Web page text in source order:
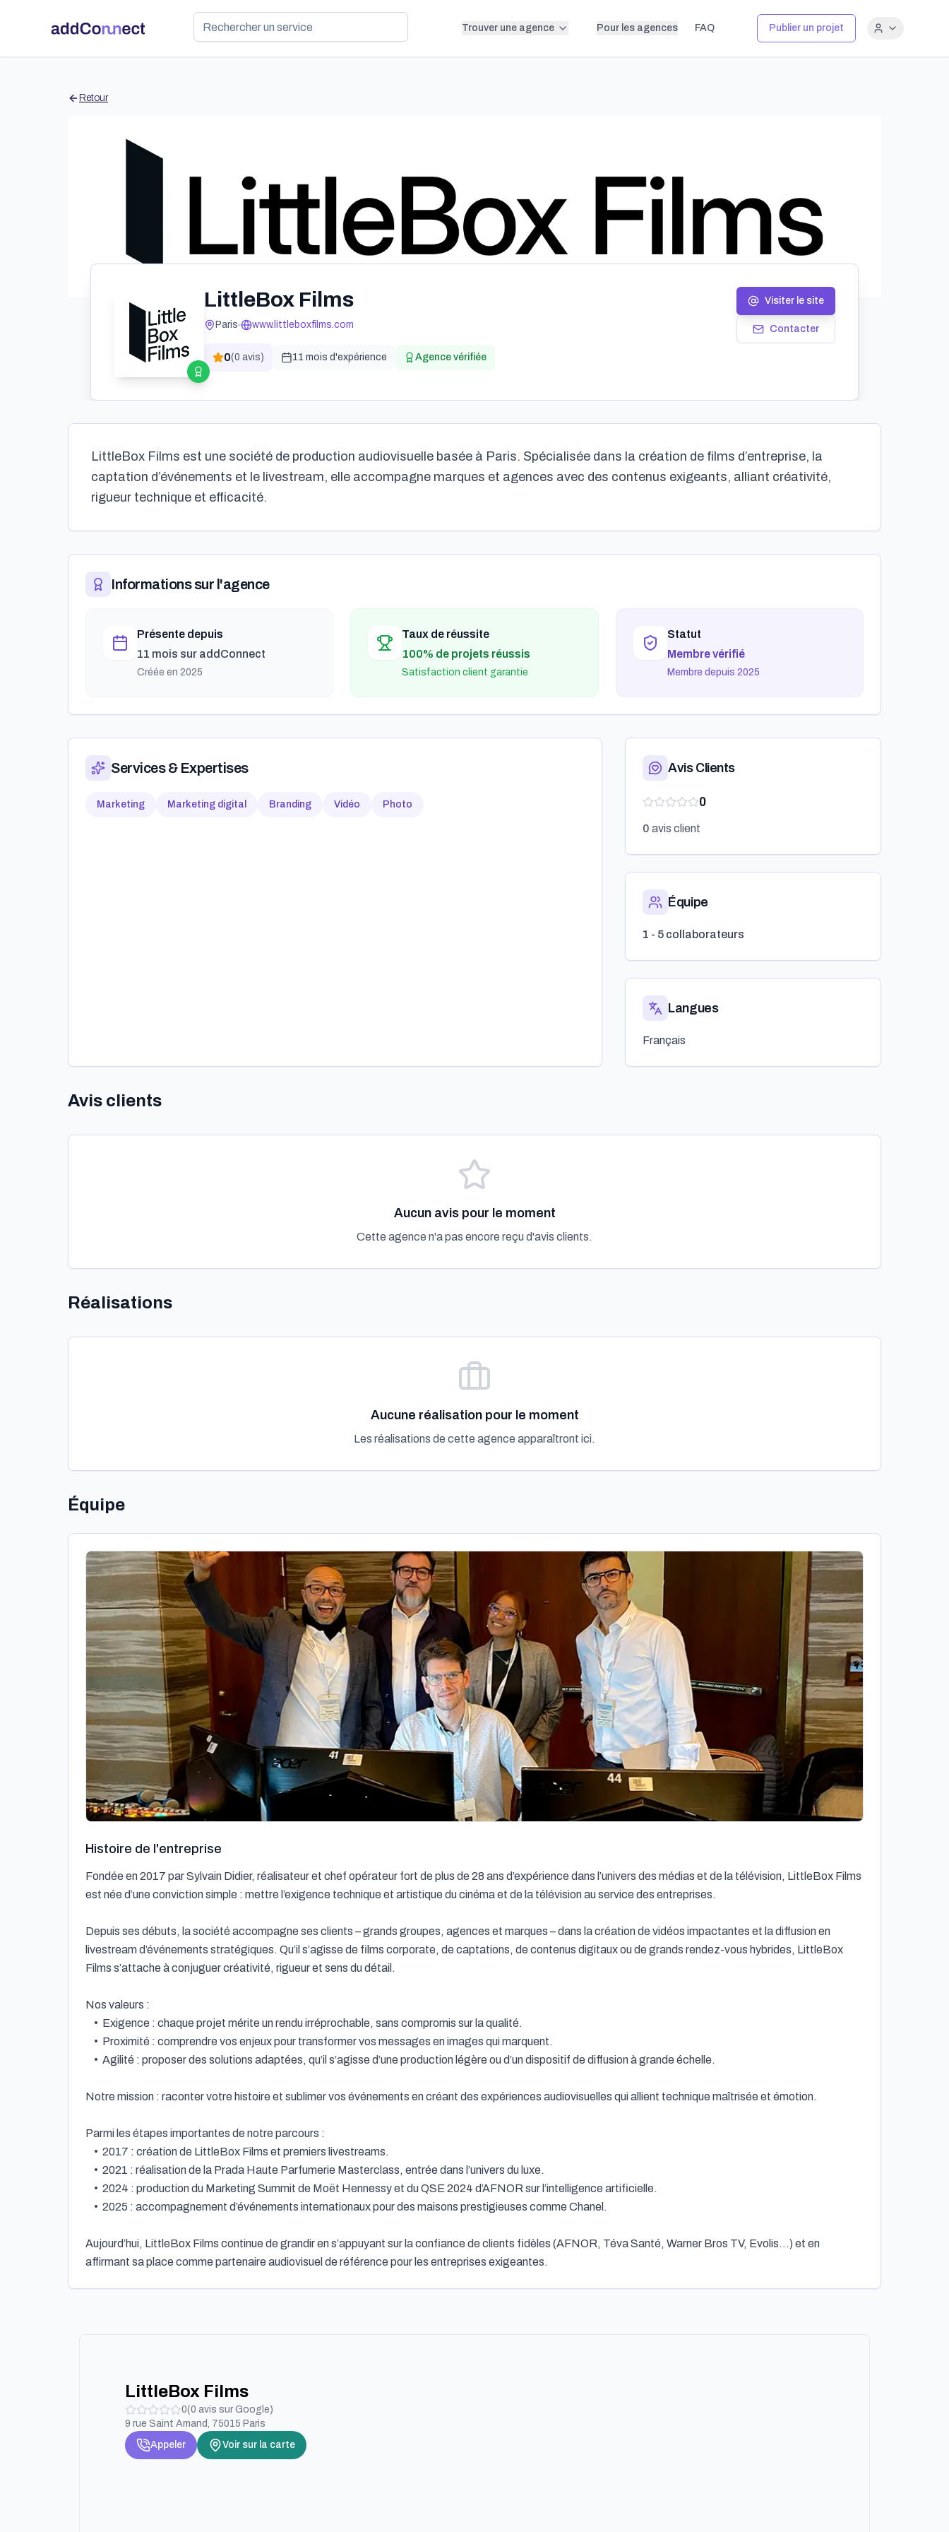
Trouver une agence Pour les agences FAQ Publier un projet
Retour
LittleBox Films
Paris www.littleboxfilms.com
0(0 avis) 11 mois d'expérience Agence vérifiée
Visiter le site
Contacter
LittleBox Films est une société de production audiovisuelle basée à Paris. Spécialisée dans la création de films d’entreprise, la
captation d’événements et le livestream, elle accompagne marques et agences avec des contenus exigeants, alliant créativité,
rigueur technique et efficacité.
Informations sur l'agence
Présente depuis
11 mois sur addConnect
Créée en 2025
Taux de réussite
100% de projets réussis
Satisfaction client garantie
Statut
Membre vérifié
Membre depuis 2025
Services & Expertises
Marketing Marketing digital Branding Vidéo Photo
Avis Clients
0
0 avis client
Équipe
1 - 5 collaborateurs
Langues
Français
Avis clients
Aucun avis pour le moment
Cette agence n'a pas encore reçu d'avis clients.
Réalisations
Aucune réalisation pour le moment
Les réalisations de cette agence apparaîtront ici.
Équipe
Histoire de l'entreprise
Fondée en 2017 par Sylvain Didier, réalisateur et chef opérateur fort de plus de 28 ans d’expérience dans l’univers des médias et de la télévision, LittleBox Films
est née d’une conviction simple : mettre l’exigence technique et artistique du cinéma et de la télévision au service des entreprises.
Depuis ses débuts, la société accompagne ses clients – grands groupes, agences et marques – dans la création de vidéos impactantes et la diffusion en
livestream d’événements stratégiques. Qu’il s’agisse de films corporate, de captations, de contenus digitaux ou de grands rendez-vous hybrides, LittleBox
Films s’attache à conjuguer créativité, rigueur et sens du détail.
Nos valeurs :
Notre mission : raconter votre histoire et sublimer vos événements en créant des expériences audiovisuelles qui allient technique maîtrisée et émotion.
Parmi les étapes importantes de notre parcours :
Aujourd’hui, LittleBox Films continue de grandir en s’appuyant sur la confiance de clients fidèles (AFNOR, Téva Santé, Warner Bros TV, Evolis…) et en
affirmant sa place comme partenaire audiovisuel de référence pour les entreprises exigeantes.
LittleBox Films
0(0 avis sur Google)
9 rue Saint Amand, 75015 Paris
Appeler
Voir sur la carte